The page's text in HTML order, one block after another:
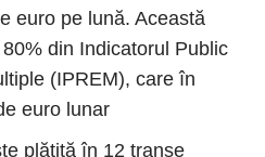
euro pe lună. Această
din Indicatorul Public
(IPREM), care în
euro lunar
plătită în 12 tranșe